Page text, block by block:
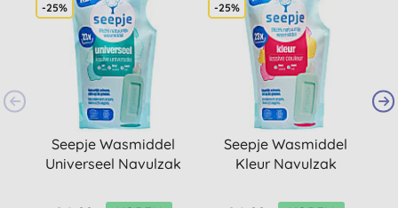
-25%
Seepje Wasmiddel
Universeel Navulzak
-25%
Seepje Wasmiddel
Kleur Navulzak